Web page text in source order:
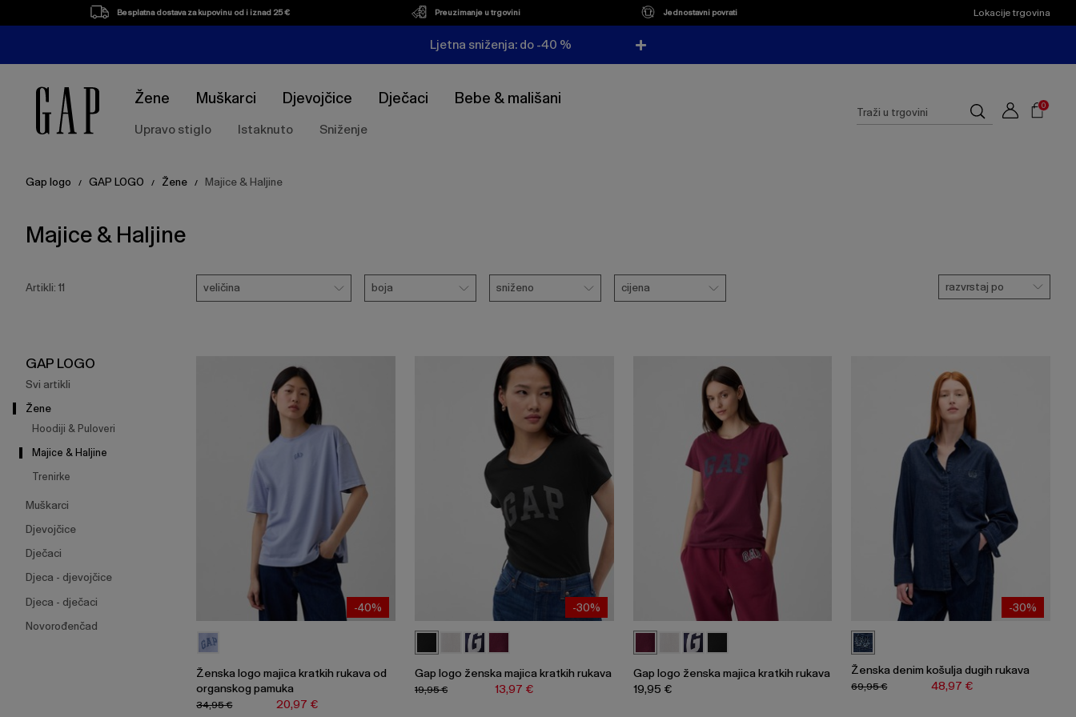
Besplatna dostava za kupovinu od i iznad 25 € Preuzimanje u trgovini Jednostavni povrati Lokacije trgovina
Ljetna sniženja: do -40 %
Žene Muškarci Djevojčice Dječaci Bebe & mališani
Upravo stiglo Istaknuto Sniženje
Suggested
site
content
Traži
u
0
Gap logo / GAP LOGO / Žene / Majice & Haljine
Majice & Haljine
tipku
širenje
izbornika.
Artikli: 11
Veličina
veličina
Boja
boja
Sniženo
sniženo
Cijena
cijena razvrstaj po
GAP LOGO
Svi artikli
Žene
Hoodiji & Puloveri
Majice & Haljine
Trenirke
Muškarci
Djevojčice
Dječaci
Djeca - djevojčice
Djeca - dječaci
Novorođenčad
Popis
proizvoda
-40%
Ženska logo majica kratkih rukava od
organskog pamuka
20,97 €
34,95 €
-30%
Gap logo ženska majica kratkih rukava
13,97 €
19,95 €
Gap logo ženska majica kratkih rukava
19,95 €
-30%
Ženska denim košulja dugih rukava
48,97 €
69,95 €